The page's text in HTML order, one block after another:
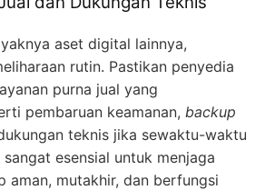
aset digital lainnya,
rutin. Pastikan penyedia
purna jual yang
pembaruan keamanan, backup
teknis jika sewaktu-waktu
esensial untuk menjaga
aman, mutakhir, dan berfungsi